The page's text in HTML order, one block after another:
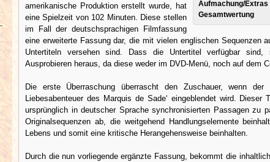
Aufmachung/Extras
Gesamtwertung
amerikanische Produktion erstellt wurde, hat
eine Spielzeit von 102 Minuten. Diese stellen
im Fall der deutschsprachigen Filmfassung
eine erweiterte Fassung dar, die mit vielen englischen Sequenzen
Untertiteln versehen sind. Dass die Untertitel verfügbar
Ausprobieren heraus, da diese weder im DVD-Menü, noch auf dem
Die erste Überraschung überrascht den Zuschauer, wenn
Liebesabenteuer des Marquis de Sade‘ eingeblendet wird.
ursprünglich in deutscher Sprache synchronisierten Passagen zu
Originalsequenzen ab, die weitgehend Handlungselemente
Lebens und somit eine kritische Herangehensweise beinhalten.
Durch die nun vorliegende ergänzte Fassung, bekommt die